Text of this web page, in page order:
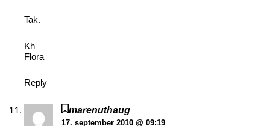
Tak.
Kh
Flora
Reply
marenuthaug
17. september 2010 @ 09:19